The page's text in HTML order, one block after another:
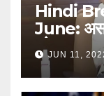
Hindi
June: असम
को जगह, 9
￼JUN 11,